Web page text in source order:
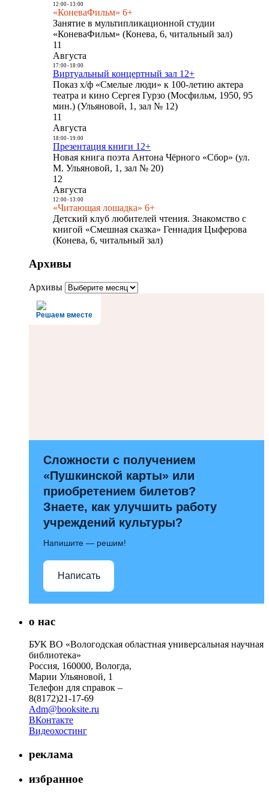
12:00- 13:00
«КоневаФильм» 6+
Занятие в мультипликационной студии
«КоневаФильм» (Конева, 6, читальный зал)
11
Августа
17:00- 18:00
Виртуальный концертный зал 12+
Показ х/ф «Смелые люди» к 100-летию актера
театра и кино Сергея Гурзо (Мосфильм, 1950, 95
мин.) (Ульяновой, 1, зал № 12)
11
Августа
18:00- 19:00
Презентация книги 12+
Новая книга поэта Антона Чёрного «Сбор» (ул.
М. Ульяновой, 1, зал № 20)
12
Августа
12:00- 13:00
«Читающая лошадка» 6+
Детский клуб любителей чтения. Знакомство с
книгой «Смешная сказка» Геннадия Цыферова
(Конева, 6, читальный зал)
Архивы
Архивы
Решаем вместе
Сложности с получением
«Пушкинской карты» или
приобретением билетов?
Знаете, как улучшить работу
учреждений культуры?
Напишите — решим!
Написать
о нас
БУК ВО «Вологодская областная универсальная научная
библиотека»
Россия, 160000, Вологда,
Марии Ульяновой, 1
Телефон для справок –
8(8172)21-17-69
Adm@booksite.ru
ВКонтакте
Видеохостинг
реклама
избранное